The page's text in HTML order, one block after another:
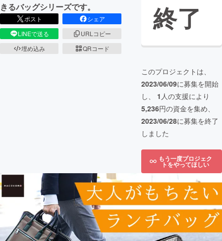
きるバッグシリーズです。
ポスト
シェア
LINEで送る
URLコピー
埋め込み
QRコード
終了
このプロジェクトは、
2023/06/09に募集を開始
し、 1 人の支援により
5,236円の資金を集め、
2023/06/28に募集を終了
しました
もう一度プロジェク
トをやってほしい